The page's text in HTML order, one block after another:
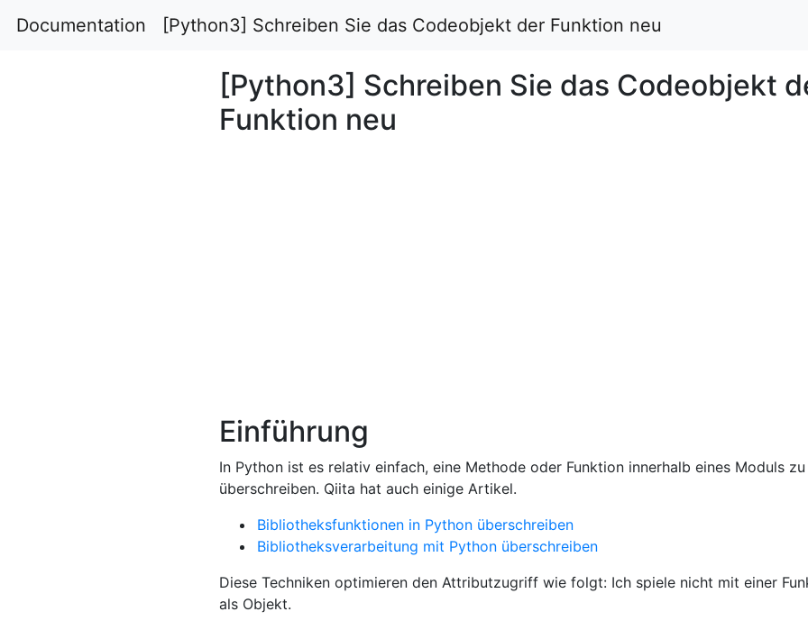
Documentation [Python3] Schreiben Sie das Codeobjekt der Funktion neu
[Python3] Schreiben Sie das Codeobjekt
Funktion neu
Einführung
In Python ist es relativ einfach, eine Methode oder Funktion innerhalb eines Moduls zu
überschreiben. Qiita hat auch einige Artikel.
Bibliotheksfunktionen in Python überschreiben
Bibliotheksverarbeitung mit Python überschreiben
Diese Techniken optimieren den Attributzugriff wie folgt: Ich spiele nicht mit einer
als Objekt.